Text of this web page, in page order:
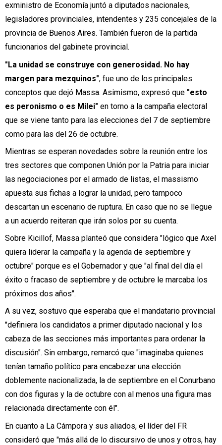
exministro de Economía juntó a diputados nacionales,
legisladores provinciales, intendentes y 235 concejales de la
provincia de Buenos Aires. También fueron de la partida
funcionarios del gabinete provincial.
"La unidad se construye con generosidad. No hay
margen para mezquinos", fue uno de los principales
conceptos que dejó Massa. Asimismo, expresó que "esto
es peronismo o es Milei" en torno a la campaña electoral
que se viene tanto para las elecciones del 7 de septiembre
como para las del 26 de octubre.
Mientras se esperan novedades sobre la reunión entre los
tres sectores que componen Unión por la Patria para iniciar
las negociaciones por el armado de listas, el massismo
apuesta sus fichas a lograr la unidad, pero tampoco
descartan un escenario de ruptura. En caso que no se llegue
a un acuerdo reiteran que irán solos por su cuenta.
Sobre Kicillof, Massa planteó que considera "lógico que Axel
quiera liderar la campaña y la agenda de septiembre y
octubre" porque es el Gobernador y que "al final del día el
éxito o fracaso de septiembre y de octubre le marcaba los
próximos dos años".
A su vez, sostuvo que esperaba que el mandatario provincial
"definiera los candidatos a primer diputado nacional y los
cabeza de las secciones más importantes para ordenar la
discusión". Sin embargo, remarcó que "imaginaba quienes
tenían tamaño político para encabezar una elección
doblemente nacionalizada, la de septiembre en el Conurbano
con dos figuras y la de octubre con al menos una figura mas
relacionada directamente con él".
En cuanto a La Cámpora y sus aliados, el líder del FR
consideró que "más allá de lo discursivo de unos y otros, hay